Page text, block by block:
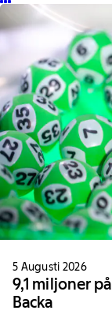
5 Augusti 2026
9,1 miljoner
Backa